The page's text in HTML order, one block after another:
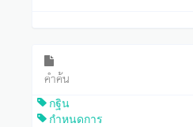
คำค้น
กฐิน
กำหนดการ